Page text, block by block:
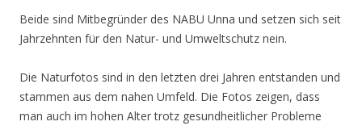
Beide sind Mitbegründer des NABU Unna und setzen sich seit
Jahrzehnten für den Natur- und Umweltschutz nein.
Die Naturfotos sind in den letzten drei Jahren entstanden und
stammen aus dem nahen Umfeld. Die Fotos zeigen, dass
man auch im hohen Alter trotz gesundheitlicher Probleme